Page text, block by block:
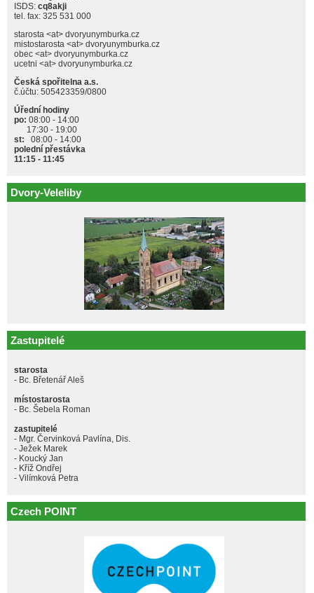
ISDS: cq8akji
tel. fax: 325 531 000
starosta <at> dvoryunymburka.cz
mistostarosta <at> dvoryunymburka.cz
obec <at> dvoryunymburka.cz
ucetni <at> dvoryunymburka.cz
Česká spořitelna a.s.
č.účtu: 505423359/0800
Úřední hodiny
po: 08:00 - 14:00
17:30 - 19:00
st: 08:00 - 14:00
polední přestávka
11:15 - 11:45
Dvory-Veleliby
Zastupitelé
starosta
- Bc. Břetenář Aleš
místostarosta
- Bc. Šebela Roman
zastupitelé
- Mgr. Červinková Pavlína, Dis.
- Ježek Marek
- Koucký Jan
- Kříž Ondřej
- Vilímková Petra
Czech POINT